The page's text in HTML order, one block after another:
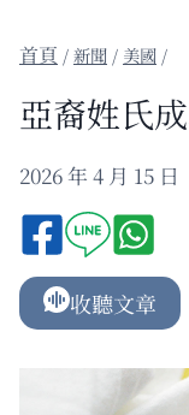
/新聞 / 美國 /
亞裔姓氏
2026 年 4 月 15 日
收聽文章